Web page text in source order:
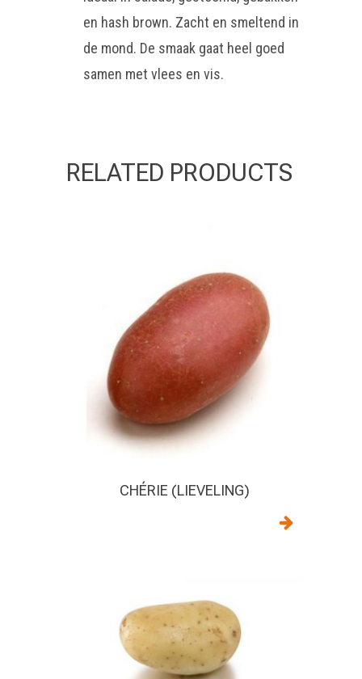
en hash brown. Zacht en smeltend in
de mond. De smaak gaat heel goed
samen met vlees en vis.
RELATED PRODUCTS
CHÉRIE (LIEVELING)